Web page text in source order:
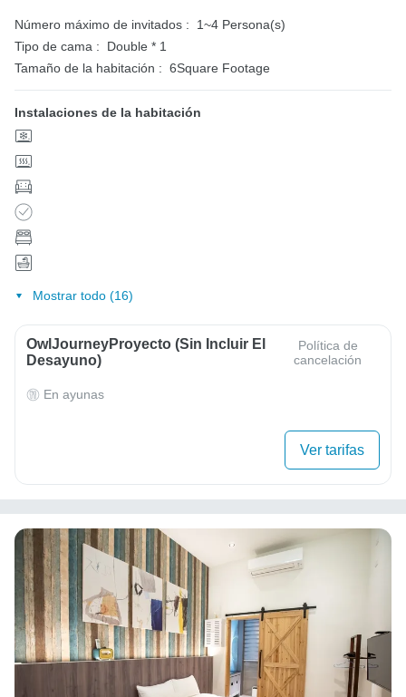
Número máximo de invitados :
1~4 Persona(s)
Tipo de cama :
Double * 1
Tamaño de la habitación : 6Square Footage
Instalaciones de la habitación
Mostrar todo (16)
OwlJourneyProyecto (sin Incluir El
Desayuno)
Política de
cancelación
En ayunas
Ver tarifas